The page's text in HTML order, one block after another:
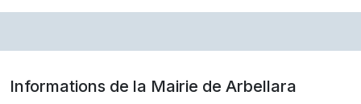
Informations de la Mairie de Arbellara